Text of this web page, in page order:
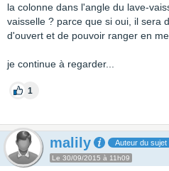
la colonne dans l'angle du lave-
vaisselle ? parce que si oui, il sera
d'ouvert et de pouvoir ranger en
je continue à regarder...
1
malily Auteur du sujet
Le 30/09/2015 à 11h09